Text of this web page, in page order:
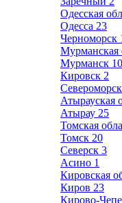
Одесская
Одесса 23
Черноморск
Мурманская
Мурманск 10
Кировск 2
Североморск
Атырауская
Атырау 25
Томская
Томск 20
Северск 3
Асино 1
Кировская
Киров 23
Кирово-